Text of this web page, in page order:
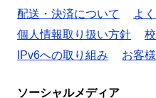
配送・決済について
よ
個人情報取り扱い方針
IPv6への取り組み
お客
ソーシャルメディア